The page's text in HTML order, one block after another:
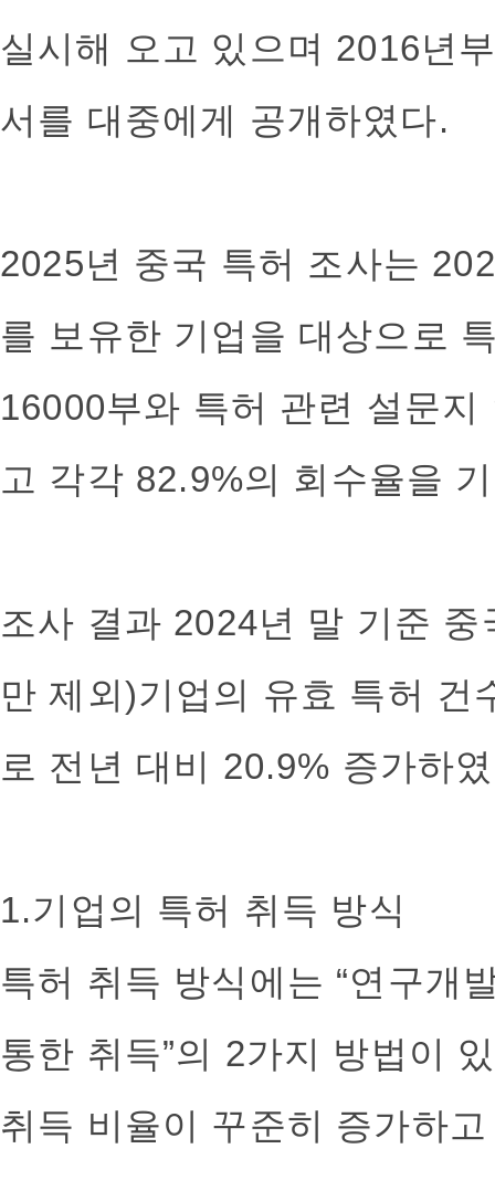
실시해 오고 있으며 2016년
서를 대중에게 공개하였다.
2025년 중국 특허 조사는
를 보유한 기업을 대상으로
16000부와 특허 관련 설문
고 각각 82.9%의 회수율을
조사 결과 2024년 말 기준
만 제외)기업의 유효 특허 건
로 전년 대비 20.9% 증가하
1.기업의 특허 취득 방식
특허 취득 방식에는 “연구개
통한 취득”의 2가지 방법이
취득 비율이 꾸준히 증가하